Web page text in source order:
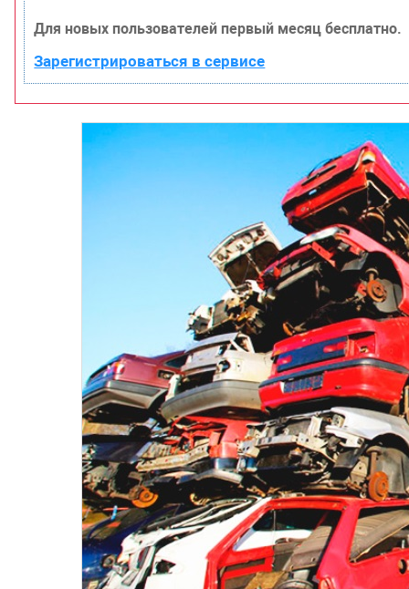
Для новых пользователей первый месяц бесплатно.
Зарегистрироваться в сервисе